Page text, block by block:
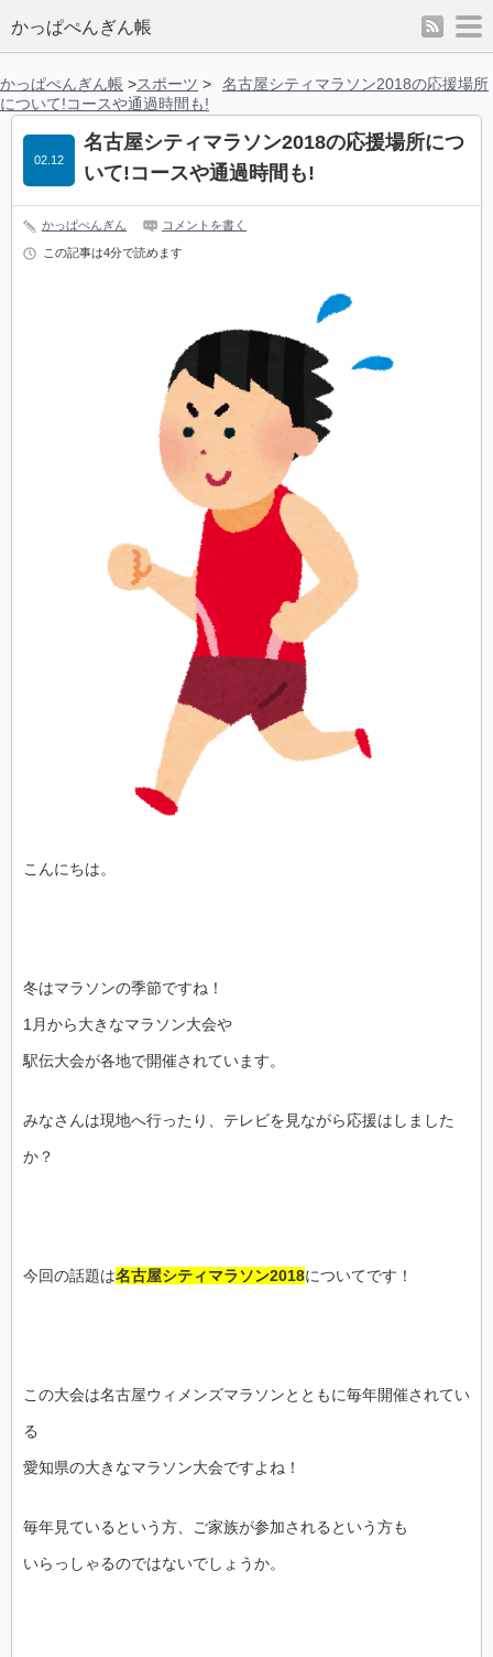
かっぱぺんぎん帳 rss
かっぱぺんぎん帳 >スポーツ >
名古屋シティマラソン2018の応援場所
について!コースや通過時間も!
名古屋シティマラソン2018の応援場所につ
いて!コースや通過時間も!
02.12
かっぱぺんぎん コメントを書く
この記事は4分で読めます
こんにちは。
冬はマラソンの季節ですね！
1月から大きなマラソン大会や
駅伝大会が各地で開催されています。
みなさんは現地へ行ったり、テレビを見ながら応援はしました
か？
今回の話題は名古屋シティマラソン2018についてです！
この大会は名古屋ウィメンズマラソンとともに毎年開催されてい
る
愛知県の大きなマラソン大会ですよね！
毎年見ているという方、ご家族が参加されるという方も
いらっしゃるのではないでしょうか。